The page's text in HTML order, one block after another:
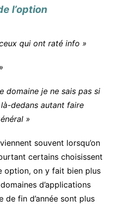
l’option
qui ont raté info »
domaine je ne sais pas si
dedans autant faire
»
souvent lorsqu’on
certains choisissent
option, on y fait bien plus
d’applications
de fin d’année sont plus